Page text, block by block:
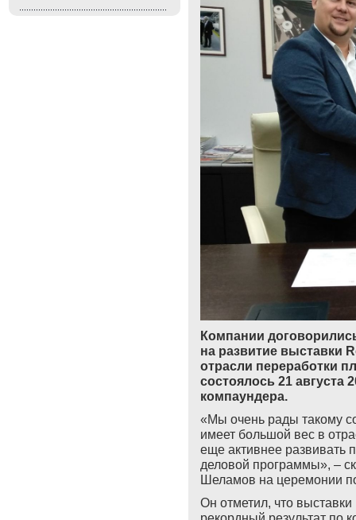
Компании
на развитие выставки
отрасли переработки
состоялось 21 августа
компаундера.
«Мы очень рады такому
имеет большой вес в
еще активнее развивать
деловой программы», –
Шеламов на церемонии
Он отметил, что выставки